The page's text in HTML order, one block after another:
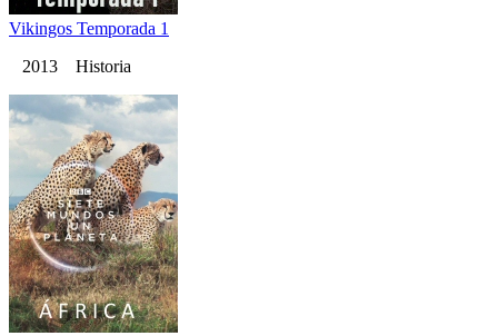
Vikingos Temporada 1
2013 Historia